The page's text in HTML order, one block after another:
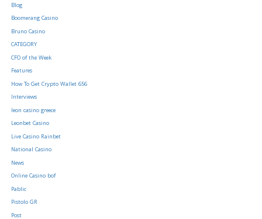
Blog
Boomerang Casino
Bruno Casino
CATEGORY
CFO of the Week
Features
How To Get Crypto Wallet 656
Interviews
leon casino greece
Leonbet Casino
Live Casino Rainbet
National Casino
News
Online Casino bof
Pablic
Pistolo GR
Post